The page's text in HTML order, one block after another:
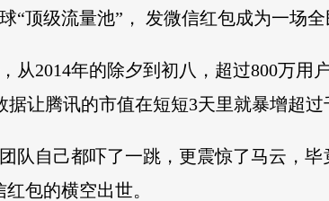
“顶级流量池”， 发微信红包成为一场全
从2014年的除夕到初八，超过800万用
让腾讯的市值在短短3天里就暴增超过
队自己都吓了一跳，更震惊了马云，
包的横空出世。